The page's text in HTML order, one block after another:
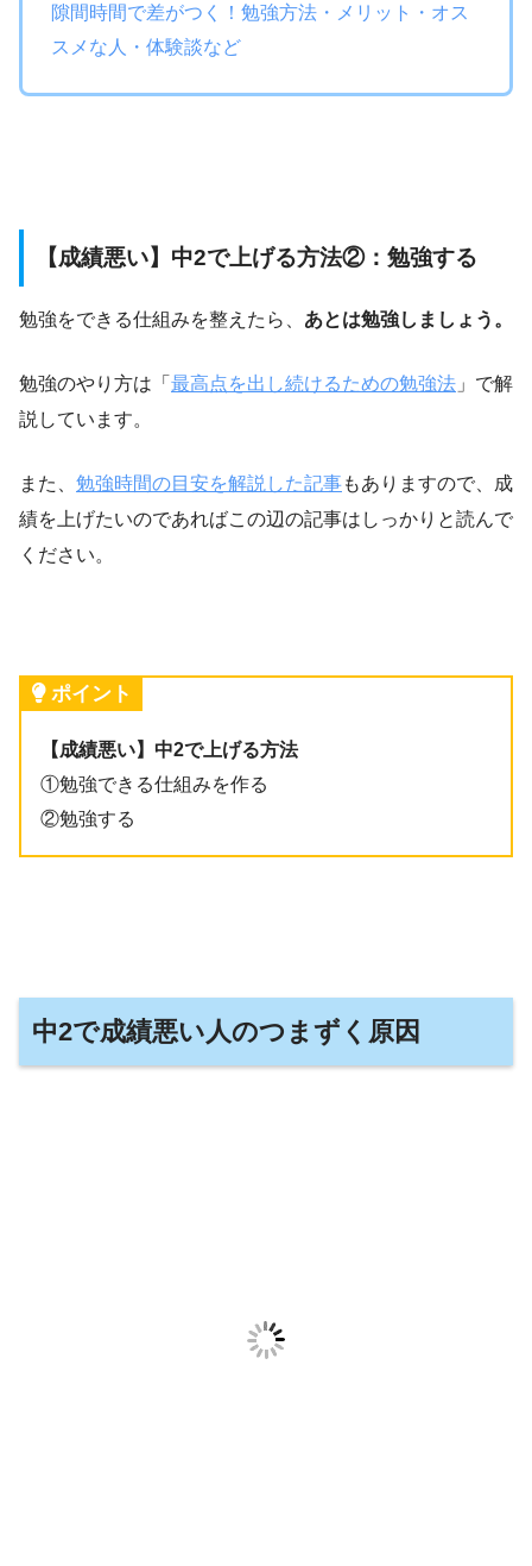
隙間時間で差がつく！勉強方法・メリット・オス
スメな人・体験談など
【成績悪い】中2で上げる方法②：勉強する
勉強をできる仕組みを整えたら、 あとは勉強しましょう。
勉強のやり方は「 最高点を出し続けるための勉強法 」で解
説しています。
また、 勉強時間の目安を解説した記事もありますので、成
績を上げたいのであればこの辺の記事はしっかりと読んで
ください。
ポイント
【成績悪い】中2で上げる方法
①勉強できる仕組みを作る
②勉強する
中2で成績悪い人のつまずく原因